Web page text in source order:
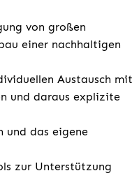
von großen
einer nachhaltigen
Austausch mit
und daraus explizite
und das eigene
zur Unterstützung